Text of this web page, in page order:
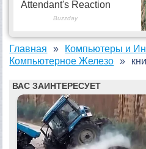
Главная
Компьютеры и
Компьютерное Железо